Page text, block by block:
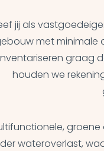
jij als
met minimale
graag
houden we
wateroverlast,